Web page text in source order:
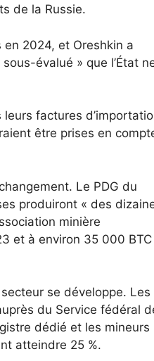
de la Russie.
en 2024, et Oreshkin a
évalué » que l’État
factures
être prises en
Le PDG du
produiront « des
minière
et à environ 35 000 BTC
se développe. Les
du Service fédéral
dédié et les mineurs
atteindre 25 %.